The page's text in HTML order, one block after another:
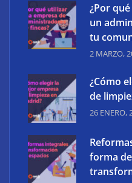
XCharge: cinco retos
¿Por
un
tu
2 MARZO,
¿Cómo
de
26 ENERO,
forma